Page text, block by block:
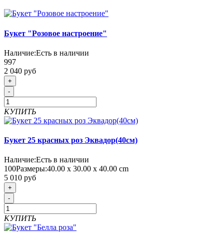
Букет "Розовое настроение"
Наличие:Есть в наличии
997
2 040 руб
+
-
КУПИТЬ
Букет 25 красных роз Эквадор(40см)
Наличие:Есть в наличии
100Размеры:40.00 х 30.00 х 40.00 cm
5 010 руб
+
-
КУПИТЬ